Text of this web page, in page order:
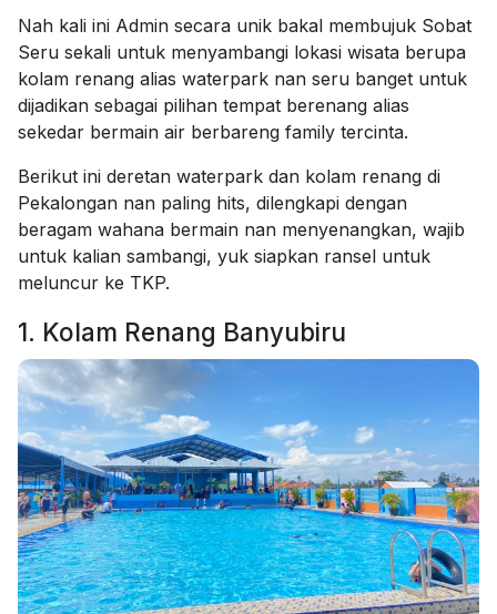
Nah kali ini Admin secara unik bakal membujuk Sobat
Seru sekali untuk menyambangi lokasi wisata berupa
kolam renang alias waterpark nan seru banget untuk
dijadikan sebagai pilihan tempat berenang alias
sekedar bermain air berbareng family tercinta.
Berikut ini deretan waterpark dan kolam renang di
Pekalongan nan paling hits, dilengkapi dengan
beragam wahana bermain nan menyenangkan, wajib
untuk kalian sambangi, yuk siapkan ransel untuk
meluncur ke TKP.
1. Kolam Renang Banyubiru